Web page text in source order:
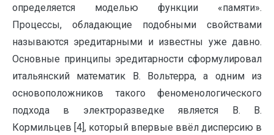
определяется моделью функции «памяти».
Процессы, обладающие подобными свойствами
называются эредитарными и известны уже давно.
Основные принципы эредитарности сформулировал
итальянский математик В. Вольтерра, а одним из
основоположников такого феноменологического
подхода в электроразведке является В. В.
Кормильцев [4], который впервые ввёл дисперсию в